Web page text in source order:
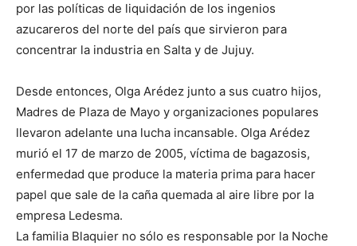
por las políticas de liquidación de los ingenios
azucareros del norte del país que sirvieron para
concentrar la industria en Salta y de Jujuy.
Desde entonces, Olga Arédez junto a sus cuatro hijos,
Madres de Plaza de Mayo y organizaciones populares
llevaron adelante una lucha incansable. Olga Arédez
murió el 17 de marzo de 2005, víctima de bagazosis,
enfermedad que produce la materia prima para hacer
papel que sale de la caña quemada al aire libre por la
empresa Ledesma.
La familia Blaquier no sólo es responsable por la Noche